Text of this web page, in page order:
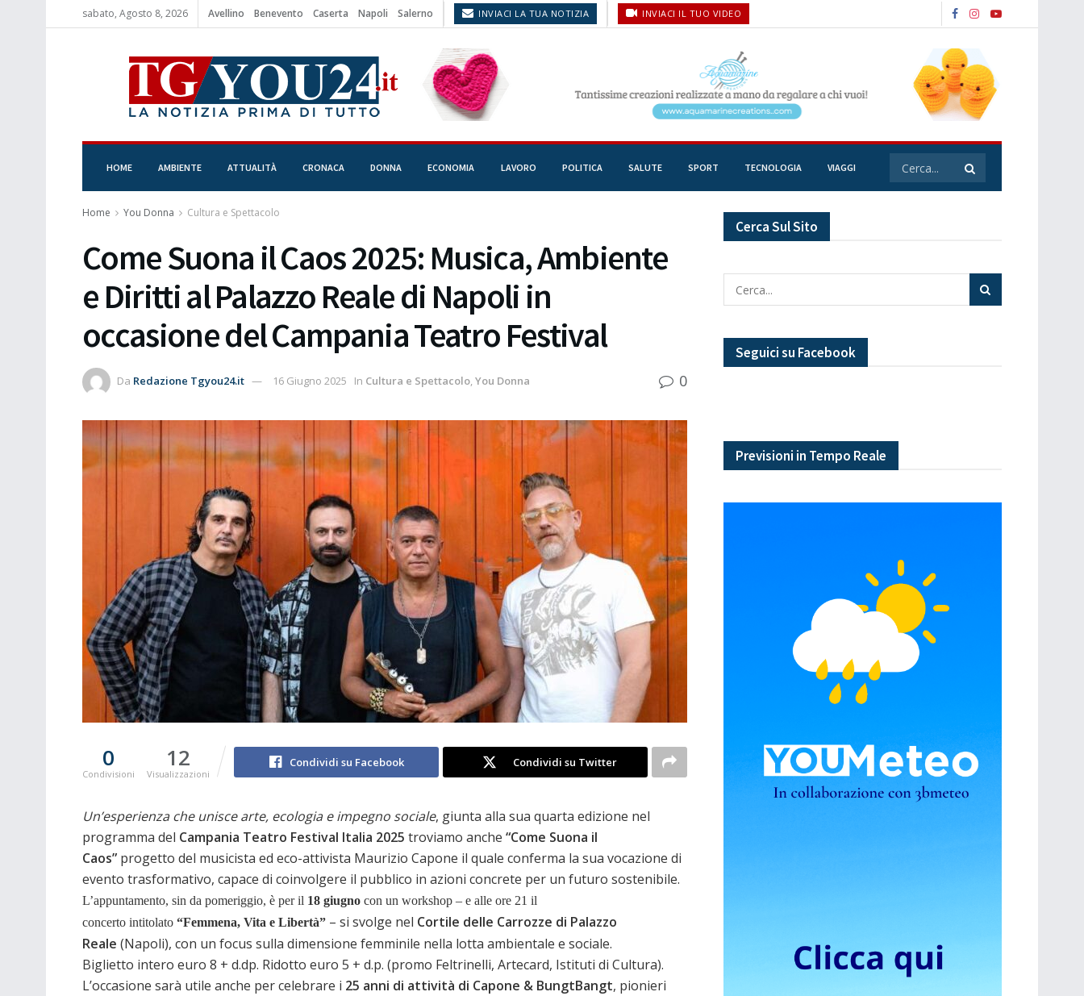
sabato, Agosto 8, 2026 Avellino Benevento Caserta Napoli Salerno INVIACI LA TUA NOTIZIA INVIACI IL TUO VIDEO
HOME AMBIENTE ATTUALITÀ CRONACA DONNA ECONOMIA LAVORO POLITICA SALUTE SPORT TECNOLOGIA VIAGGI
Home You Donna Cultura e Spettacolo
Come Suona il Caos 2025: Musica, Ambiente
e Diritti al Palazzo Reale di Napoli in
occasione del Campania Teatro Festival
Da Redazione Tgyou24.it 16 Giugno 2025 In Cultura e Spettacolo,You Donna 0
0
Condivisioni
12
Visualizzazioni
Condividi su Facebook Condividi su Twitter
Un’esperienza che unisce arte, ecologia e impegno sociale, giunta alla sua quarta edizione nel
programma del Campania Teatro Festival Italia 2025 troviamo anche “Come Suona il
Caos” progetto del musicista ed eco-attivista Maurizio Capone il quale conferma la sua vocazione di
evento trasformativo, capace di coinvolgere il pubblico in azioni concrete per un futuro sostenibile.
L’appuntamento, sin da pomeriggio, è per il 18 giugno con un workshop – e alle ore 21 il
concerto intitolato “Femmena, Vita e Libertà” – si svolge nel Cortile delle Carrozze di Palazzo
Reale (Napoli), con un focus sulla dimensione femminile nella lotta ambientale e sociale.
Biglietto intero euro 8 + d.dp. Ridotto euro 5 + d.p. (promo Feltrinelli, Artecard, Istituti di Cultura).
L’occasione sarà utile anche per celebrare i 25 anni di attività di Capone & BungtBangt, pionieri
Cerca Sul Sito
Seguici su Facebook
Previsioni in Tempo Reale